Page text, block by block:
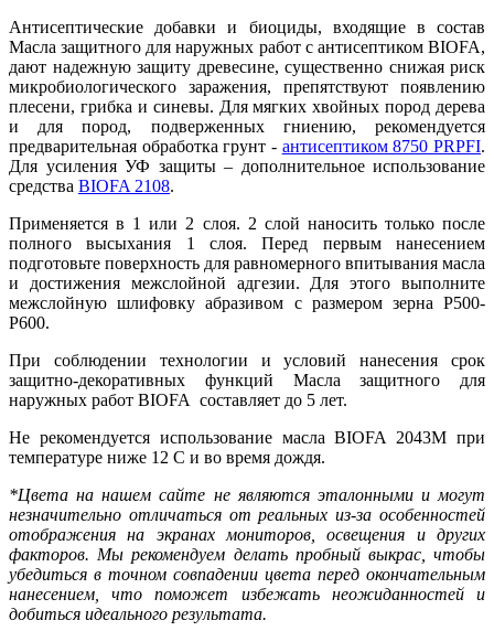
Антисептические добавки и биоциды, входящие в состав
Масла защитного для наружных работ с антисептиком BIOFA,
дают надежную защиту древесине, существенно снижая риск
микробиологического заражения, препятствуют появлению
плесени, грибка и синевы. Для мягких хвойных пород дерева
и для пород, подверженных гниению, рекомендуется
предварительная обработка грунт - антисептиком 8750 PRPFI.
Для усиления УФ защиты – дополнительное использование
средства BIOFA 2108.
Применяется в 1 или 2 слоя. 2 слой наносить только после
полного высыхания 1 слоя. Перед первым нанесением
подготовьте поверхность для равномерного впитывания масла
и достижения межслойной адгезии. Для этого выполните
межслойную шлифовку абразивом с размером зерна P500-
P600.
При соблюдении технологии и условий нанесения срок
защитно-декоративных функций Масла защитного для
наружных работ BIOFA составляет до 5 лет.
Не рекомендуется использование масла BIOFA 2043М при
температуре ниже 12 С и во время дождя.
*Цвета на нашем сайте не являются эталонными и могут
незначительно отличаться от реальных из-за особенностей
отображения на экранах мониторов, освещения и других
факторов. Мы рекомендуем делать пробный выкрас, чтобы
убедиться в точном совпадении цвета перед окончательным
нанесением, что поможет избежать неожиданностей и
добиться идеального результата.